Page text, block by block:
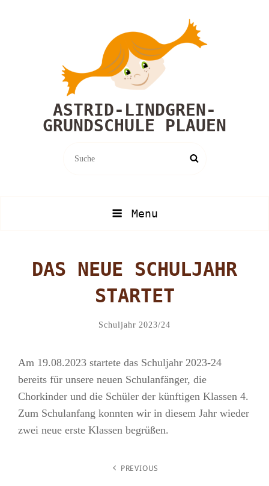
ASTRID-LINDGREN-
GRUNDSCHULE PLAUEN
Menu
DAS NEUE SCHULJAHR
STARTET
Categories
Schuljahr 2023/24Admin
Am 19.08.2023 startete das Schuljahr 2023-24
bereits für unsere neuen Schulanfänger, die
Chorkinder und die Schüler der künftigen Klassen 4.
Zum Schulanfang konnten wir in diesem Jahr wieder
zwei neue erste Klassen begrüßen.
BEITRAGSNAVIGATION
PREVIOUS